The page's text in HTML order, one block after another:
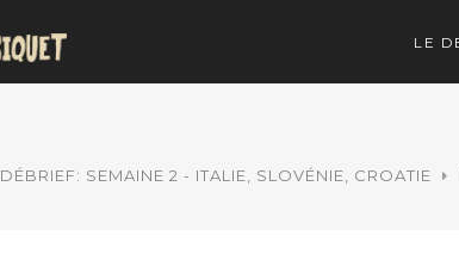
LE
DÉBRIEF: SEMAINE 2 - ITALIE, SLOVÉNIE, CROATIE